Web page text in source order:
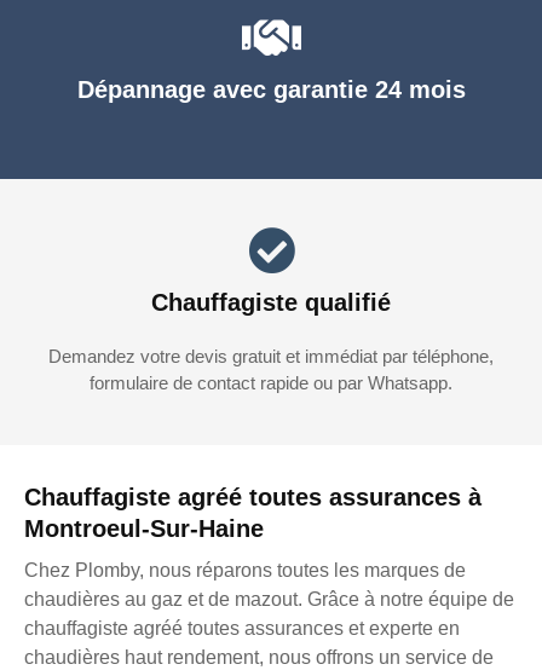
Chauffagiste agréé toutes assurances à
Montroeul-Sur-Haine
Chez Plomby, nous réparons toutes les marques de
chaudières au gaz et de mazout. Grâce à notre équipe de
chauffagiste agréé toutes assurances et experte en
chaudières haut rendement, nous offrons un service de
Dépannage avec garantie 24 mois
Chauffagiste qualifié
Demandez votre devis gratuit et immédiat par téléphone,
formulaire de contact rapide ou par Whatsapp.